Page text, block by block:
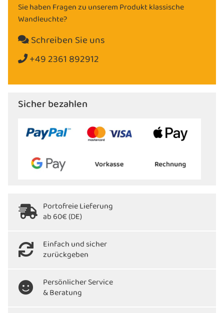
Sie haben Fragen zu unserem Produkt klassische
Wandleuchte?
Schreiben Sie uns
+49 2361 892912
Sicher bezahlen
Portofreie Lieferung
ab 60€ (DE)
Einfach und sicher
zurückgeben
Persönlicher Service
& Beratung